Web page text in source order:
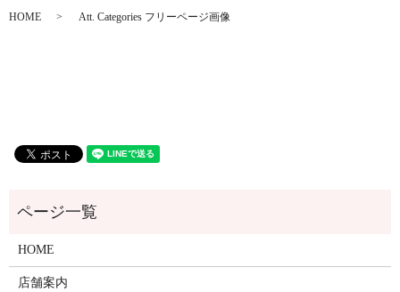
HOME Att. Categories フリーページ画像
HOME
店舗案内